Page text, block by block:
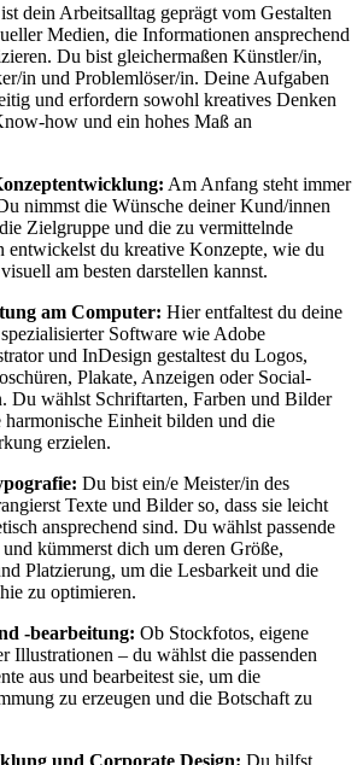
dein Arbeitsalltag geprägt vom Gestalten
Medien, die Informationen ansprechend
Du bist gleichermaßen Künstler/in,
in und Problemlöser/in. Deine Aufgaben
und erfordern sowohl kreatives Denken
how und ein hohes Maß an
Am Anfang steht immer
nimmst die Wünsche deiner Kund/innen
Zielgruppe und die zu vermittelnde
entwickelst du kreative Konzepte, wie du
am besten darstellen kannst.
am Computer: Hier entfaltest du deine
Software wie Adobe
und InDesign gestaltest du Logos,
Plakate, Anzeigen oder Social-
Du wählst Schriftarten, Farben und Bilder
harmonische Einheit bilden und die
erzielen.
Du bist ein/e Meister/in des
Texte und Bilder so, dass sie leicht
ansprechend sind. Du wählst passende
kümmerst dich um deren Größe,
Platzierung, um die Lesbarkeit und die
zu optimieren.
-bearbeitung: Ob Stockfotos, eigene
Illustrationen – du wählst die passenden
aus und bearbeitest sie, um die
zu erzeugen und die Botschaft zu
und Corporate Design: Du hilfst